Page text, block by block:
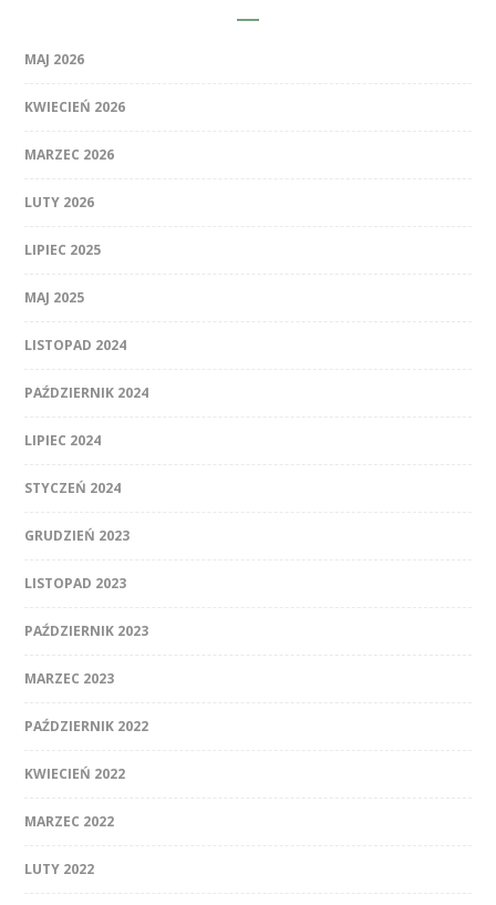
MAJ 2026
KWIECIEŃ 2026
MARZEC 2026
LUTY 2026
LIPIEC 2025
MAJ 2025
LISTOPAD 2024
PAŹDZIERNIK 2024
LIPIEC 2024
STYCZEŃ 2024
GRUDZIEŃ 2023
LISTOPAD 2023
PAŹDZIERNIK 2023
MARZEC 2023
PAŹDZIERNIK 2022
KWIECIEŃ 2022
MARZEC 2022
LUTY 2022